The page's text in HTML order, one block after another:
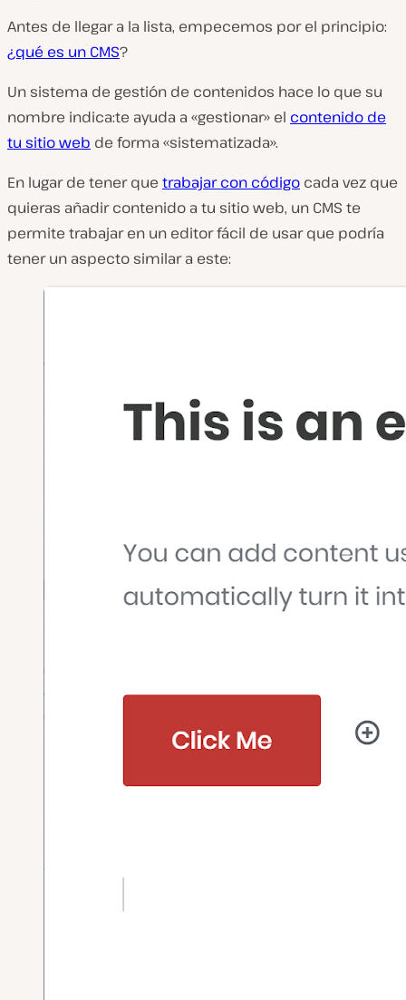
Antes de llegar a la lista, empecemos por el principio:
¿qué es un CMS?
Un sistema de gestión de contenidos hace lo que su
nombre indica:te ayuda a «gestionar» el contenido de
tu sitio web de forma «sistematizada».
En lugar de tener que trabajar con código cada vez que
quieras añadir contenido a tu sitio web, un CMS te
permite trabajar en un editor fácil de usar que podría
tener un aspecto similar a este: